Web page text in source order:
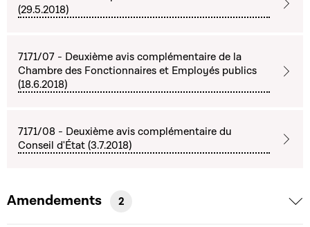
(29.5.2018)
7171/07 - Deuxième avis complémentaire de la
Chambre des Fonctionnaires et Employés publics
(18.6.2018)
7171/08 - Deuxième avis complémentaire du
Conseil d'État (3.7.2018)
Amendements 2